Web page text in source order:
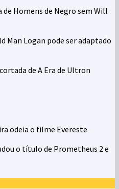
Homens de Negro sem Will
Man Logan pode ser adaptado
de A Era de Ultron
odeia o filme Evereste
o título de Prometheus 2 e